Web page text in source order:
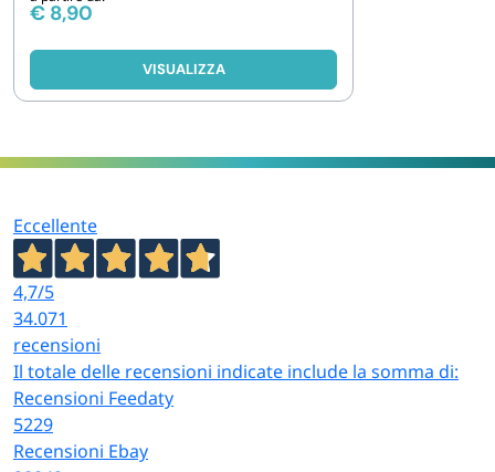
€ 8,90
VISUALIZZA
Eccellente
4,7/5
34.071
recensioni
Il totale delle recensioni indicate include la somma di:
Recensioni Feedaty
5229
Recensioni Ebay